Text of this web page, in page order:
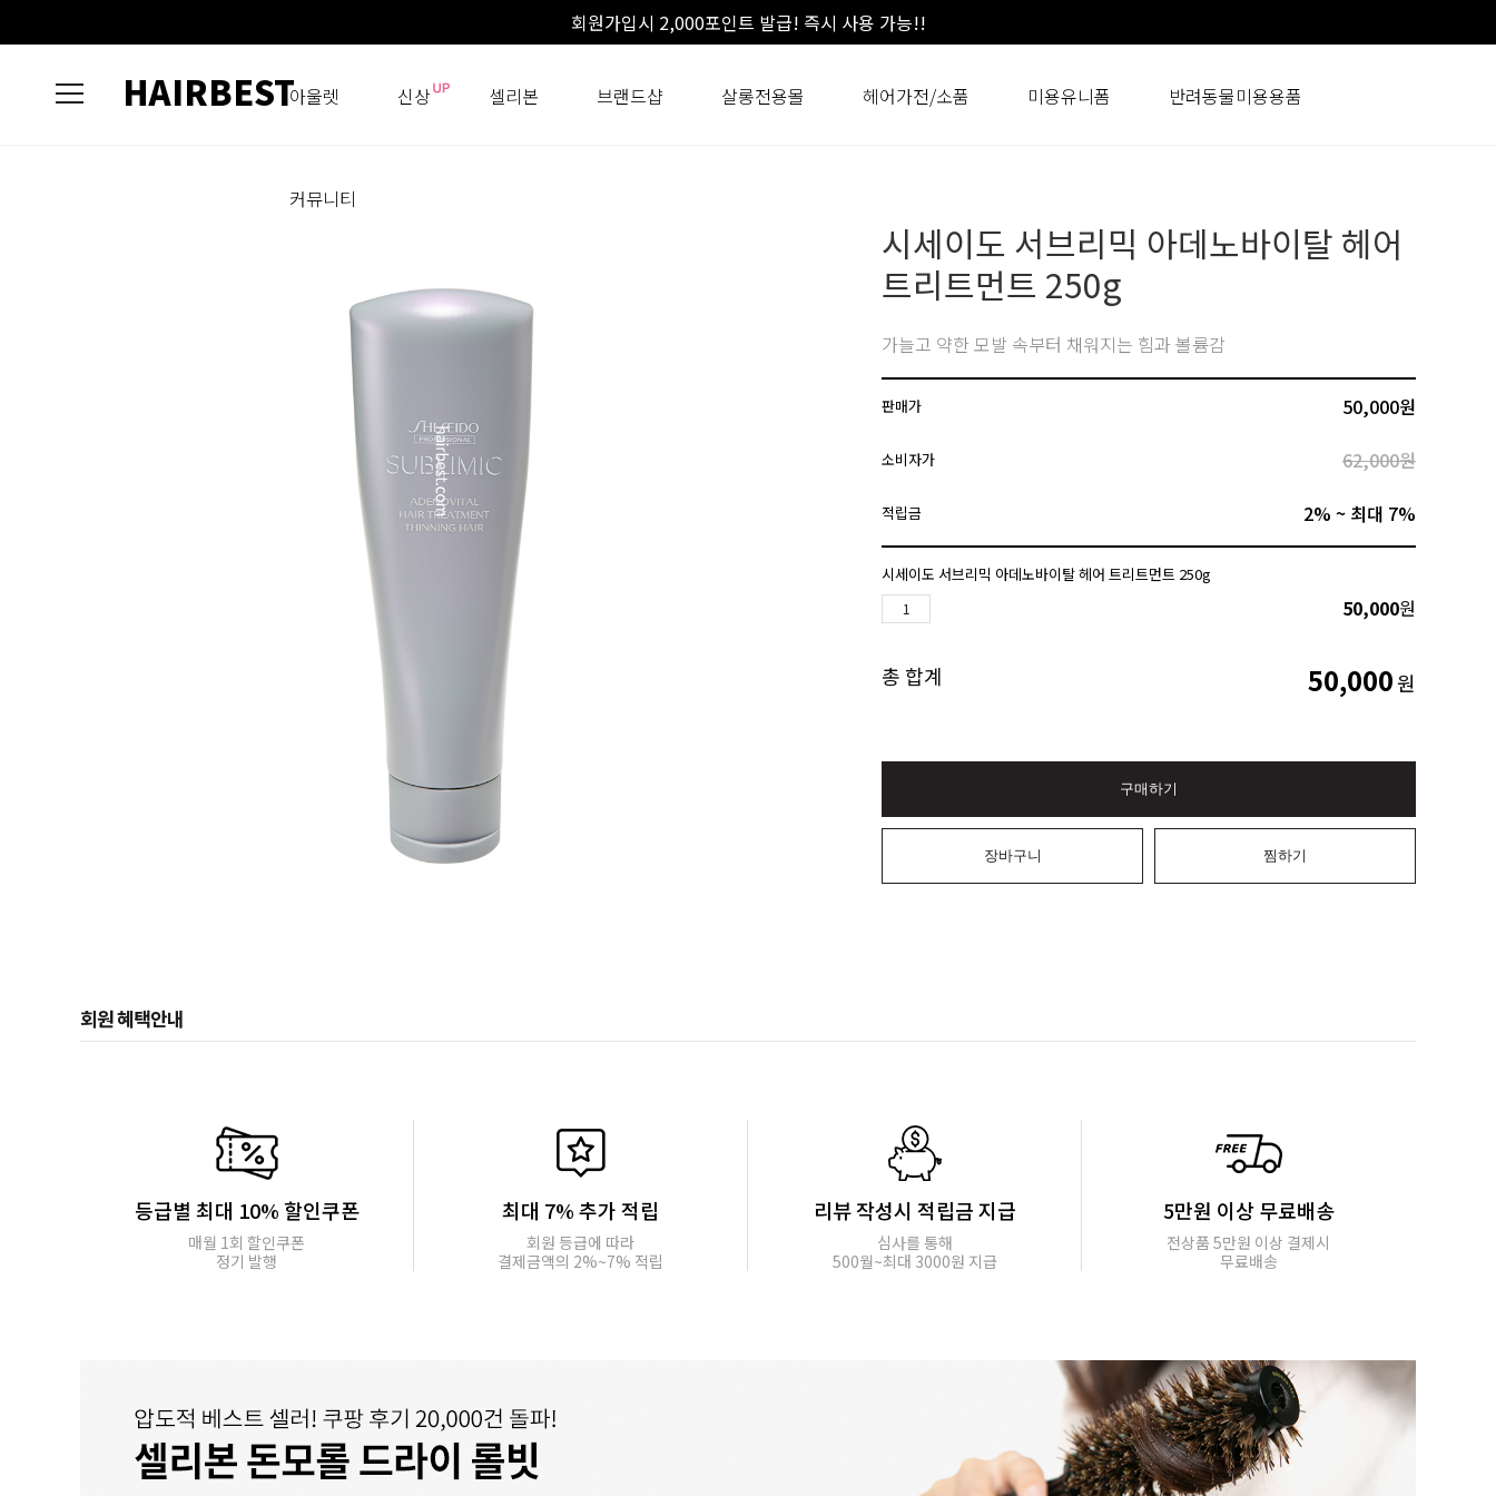
회원가입시 2,000포인트 발급! 즉시 사용 가능!!
HAIRBEST아울렛 신상 셀리본 브랜드샵 살롱전용몰 헤어가전/소품 미용유니폼 반려동물미용용품
커뮤니티
시세이도 서브리믹 아데노바이탈 헤어
트리트먼트 250g
가늘고 약한 모발 속부터 채워지는 힘과 볼륨감
판매가 50,000원
소비자가 62,000원
적립금 2% ~ 최대 7%
시세이도 서브리믹 아데노바이탈 헤어 트리트먼트 250g
50,000원
총 합계 50,000원
구매하기
장바구니 찜하기
회원 혜택안내
등급별 최대 10% 할인쿠폰
매월 1회 할인쿠폰
정기 발행
최대 7% 추가 적립
회원 등급에 따라
결제금액의 2%~7% 적립
리뷰 작성시 적립금 지급
심사를 통해
500월~최대 3000원 지급
5만원 이상 무료배송
전상품 5만원 이상 결제시
무료배송